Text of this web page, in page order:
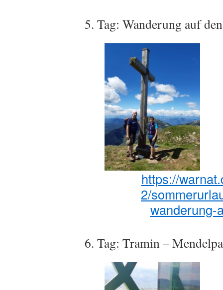
5. Tag: Wanderung auf
https://
2/
wanderung-
6. Tag: Tramin –